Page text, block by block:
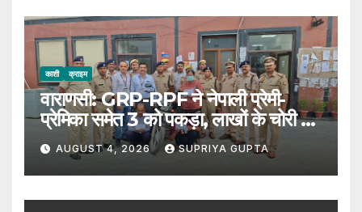
काशी क्राइम
वाराणसी: GRP-RPF ने नेपाली प्रेमी-
प्रेमिका समेत 3 को पकड़ा, लाखों के चोरी का
सामान बरामद
AUGUST 4, 2026 SUPRIYA GUPTA